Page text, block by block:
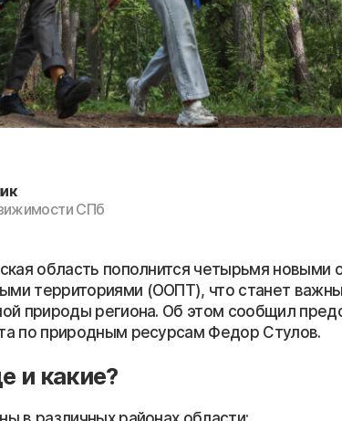
СПб
область пополнится четырьмя новыми
территориями (ООПТ), что станет
природы региона. Об этом сообщил
по природным ресурсам Федор Стулов.
и какие?